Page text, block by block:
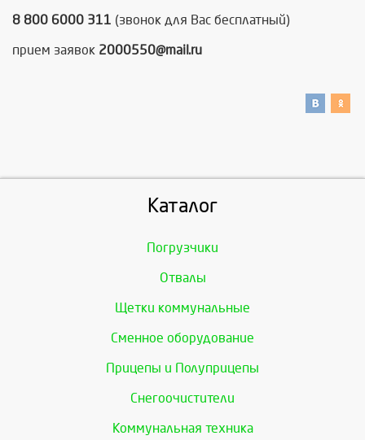
8 800 6000 311 (звонок для Вас бесплатный)
прием заявок 2000550@mail.ru
Каталог
Погрузчики
Отвалы
Щетки коммунальные
Сменное оборудование
Прицепы и Полуприцепы
Снегоочистители
Коммунальная техника